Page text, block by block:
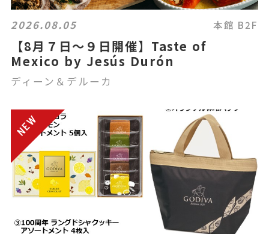
2026.08.05 本館 B2F
【8月７日～９日開催】Taste of
Mexico by Jesús Durón
ディーン＆デルーカ